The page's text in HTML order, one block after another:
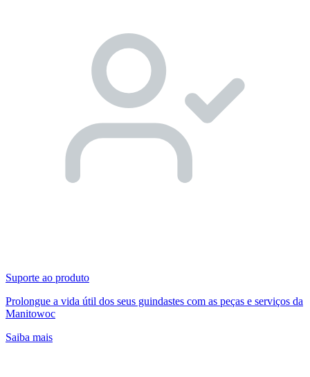
Suporte ao produto
Prolongue a vida útil dos seus guindastes com as peças e serviços da
Manitowoc
Saiba mais